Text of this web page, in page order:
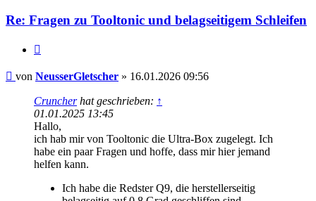
Re: Fragen zu Tooltonic und belagseitigem Schleifen
Beitrag
von NeusserGletscher » 16.01.2026 09:56
Cruncherhat geschrieben: ↑
01.01.2025 13:45
Hallo,
ich hab mir von Tooltonic die Ultra-Box zugelegt. Ich
habe ein paar Fragen und hoffe, dass mir hier jemand
helfen kann.
Ich habe die Redster Q9, die herstellerseitig